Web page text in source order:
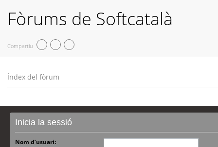
Fòrums de Softcatalà
Compartiu
Índex del fòrum
Inicia la sessió
Nom d’usuari: